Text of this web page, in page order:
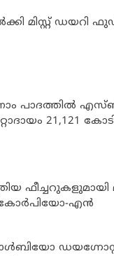
മിസ്റ്റ് ഡയറി
പാദത്തിൽ
21,121
ഫീച്ചറുകളുമായി
എൻ